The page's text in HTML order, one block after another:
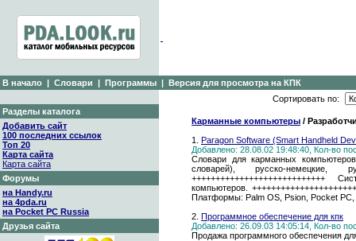
В начало | Словари | Программы | Версия для просмотра на КПК
Разделы каталога
Добавить сайт
100 последних ссылок
Топ 20
Карта сайта
Карта сайта
Форумы
на Handy.ru
на 4pda.ru
на Pocket PC Russia
Друзья сайта
Сортировать по:
Карманные компьютеры /
1. Paragon Software (Smart Handheld
Добавлено: 28.08.02 19:48:40, Кол-во
Словари для карманных
словарей), русско-немецкие,
++++++++++++++++++++++++++++
компьютеров.
Платформы: Palm OS, Psion, Pocket PC,
2. Программное обеспечение для кпк
Добавлено: 26.09.03 14:05:14, Кол-во
Продажа программного обеспечения